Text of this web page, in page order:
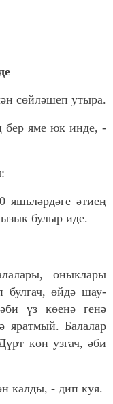
сөйләшеп утыра.
бер яме юк инде, -
әтиең
булыр иде.
оныклары
булгач, өйдә шау-
үз көенә генә
яратмый. Балалар
көн узгач, әби
калды, - дип куя.